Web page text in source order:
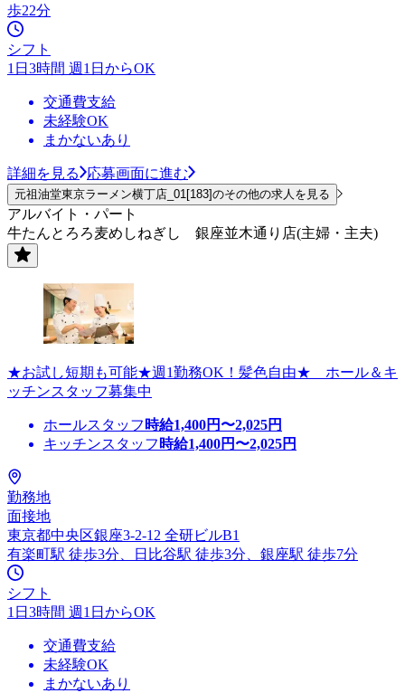
歩22分
シフト
1日3時間 週1日からOK
交通費支給
未経験OK
まかないあり
詳細を見る 応募画面に進む
元祖油堂東京ラーメン横丁店_01[183]のその他の求人を見る
アルバイト・パート
牛たんとろろ麦めしねぎし 銀座並木通り店(主婦・主夫)
★お試し短期も可能★週1勤務OK！髪色自由★ ホール＆キ
ッチンスタッフ募集中
ホールスタッフ 時給1,400円〜2,025円
キッチンスタッフ 時給1,400円〜2,025円
勤務地
面接地
東京都中央区銀座3-2-12 全研ビルB1
有楽町駅 徒歩3分、日比谷駅 徒歩3分、銀座駅 徒歩7分
シフト
1日3時間 週1日からOK
交通費支給
未経験OK
まかないあり